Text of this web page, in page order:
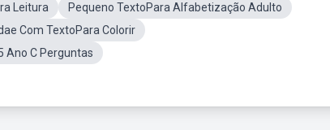
Leitura
Pequeno TextoPara Alfabetização Adulto
Com TextoPara Colorir
Ano C Perguntas